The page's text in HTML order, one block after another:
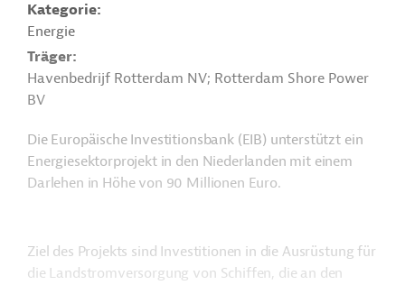
Kategorie
Energie
Träger
Havenbedrijf Rotterdam NV; Rotterdam Shore Power
BV
Die Europäische Investitionsbank (EIB) unterstützt ein
Energiesektorprojekt in den Niederlanden mit einem
Darlehen in Höhe von 90 Millionen Euro.
Ziel des Projekts sind Investitionen in die Ausrüstung für
die Landstromversorgung von Schiffen, die an den